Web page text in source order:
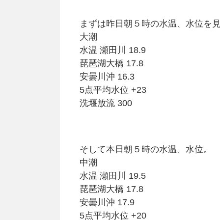
まずは昨日朝５時の水温、水位を
大潮
水温 瀬田川 18.9
琵琶湖大橋 17.8
安曇川沖 16.3
5点平均水位 +23
洗堰放流 300
そして本日朝５時の水温、水位。
中潮
水温 瀬田川 19.5
琵琶湖大橋 17.8
安曇川沖 17.9
5点平均水位 +20